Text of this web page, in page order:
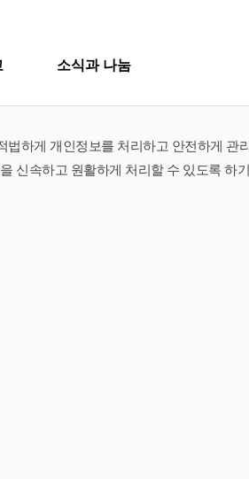
소식과 나눔
교회 앨범
행사 사진
하게 개인정보를 처리하고 안전하게 관
신속하고 원활하게 처리할 수 있도록 하